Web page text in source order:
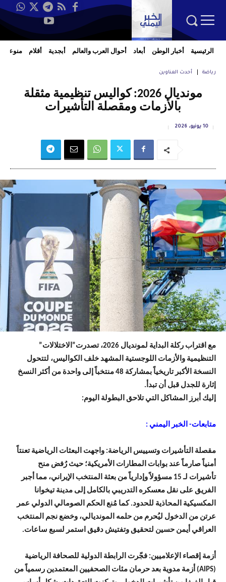
الرئيسية أخبار الوطن أبعاد أحوال العرب والعالم أبجدية أقلام منوعات
رياضة أحدث العناوين
مونديال 2026: كواليس تنظيمية مثقلة
بالأزمات ومقصلة التأشيرات
10 يونيو، 2026
مع اقتراب ركلة البداية لمونديال 2026، تصدرت”الاختلالات”
التنظيمية والأزمات اللوجستية المشهد خلف الكواليس، لتتحول
النسخة الأكبر تاريخياً بمشاركة 48 منتخباً إلى واحدة من أكثر النسخ
إثارة للجدل قبل أن تبدأ.
​إليك أبرز المشاكل التي تلاحق البطولة اليوم:
متابعات- الخبر اليمني :
​مقصلة التأشيرات وتسييس الرياضة: واجهت البعثات الرياضية تعنتاً
أمنياً صارماً عند بوابات المطارات الأمريكية؛ حيث رُفض منح
تأشيرات لـ 15 مسؤولاً وإدارياً من بعثة المنتخب الإيراني، مما أجبر
الفريق على نقل معسكره التدريبي بالكامل إلى مدينة تيخوانا
المكسيكية المحاذية للحدود. كما مُنع الحكم الصومالي الدولي عمر
عرتن من الدخول ليُحرم من حلمه المونديالي، وخضع نجم المنتخب
العراقي أيمن حسين لتحقيق وتفتيش دقيق استمر لسبع ساعات.
​أزمة إقصاء الإعلاميين: فجّرت الرابطة الدولية للصحافة الرياضية
(AIPS) أزمة مدوية بعد حرمان مئات الصحفيين المعتمدين رسمياً من